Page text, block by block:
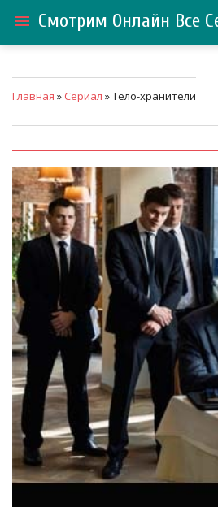
menu Смотрим Онлайн Все
Главная » Сериал » Тело-хранители